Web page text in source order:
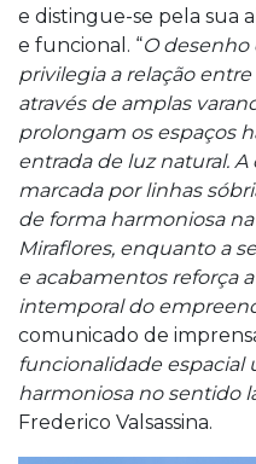
e distingue-se pela sua
e funcional. “O
privilegia a relação
através de amplas
prolongam os espaços
entrada de luz natural.
marcada por linhas
de forma harmoniosa
Miraflores, enquanto a
e acabamentos reforça
intemporal do
comunicado de
funcionalidade espacial
harmoniosa no sentido
Frederico Valsassina.